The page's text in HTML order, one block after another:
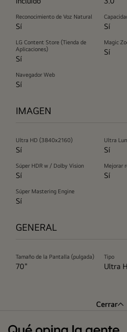
Reconocimiento de Voz Natural
Sí Sí
LG Content Store (Tienda de
Aplicaciones)
Sí
Magic
Sí
Navegador Web
Sí
IMAGEN
Ultra HD (3840x2160)
Sí
Ultra
Sí
Súper HDR w / Dolby Vision
Sí
Mejorar
Sí
Súper Mastering Engine
Sí
GENERAL
Tamaño de la Pantalla (pulgada)
70"
Tipo
Ultra
Cerrar